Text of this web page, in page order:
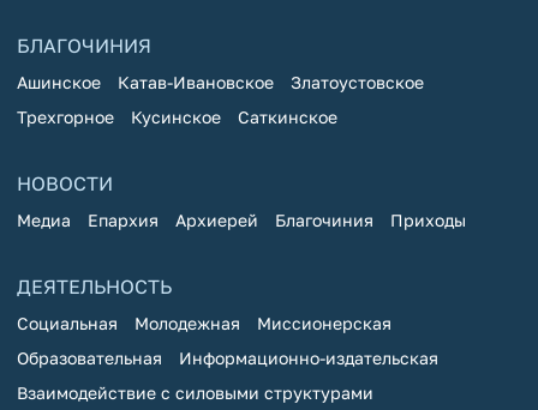
БЛАГОЧИНИЯ
Ашинское Катав-Ивановское
Златоустовское
Трехгорное
Кусинское Саткинское
НОВОСТИ
Медиа Епархия Архиерей Благочиния Приходы
ДЕЯТЕЛЬНОСТЬ
Социальная Молодежная
Миссионерская
Образовательная
Информационно-издательская
Взаимодействие с силовыми структурами